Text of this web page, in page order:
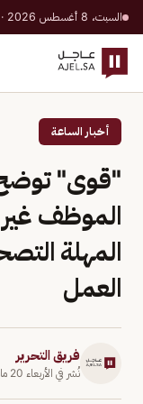
السبت، 8 أغسطس 2026 · 25 صفر 1448 هـ
أخبار الساعة
"قوى" توضح
الموظف غير
المهلة
العمل
فريق التحرير
نُشر في الأربعاء 20 مايو 2026